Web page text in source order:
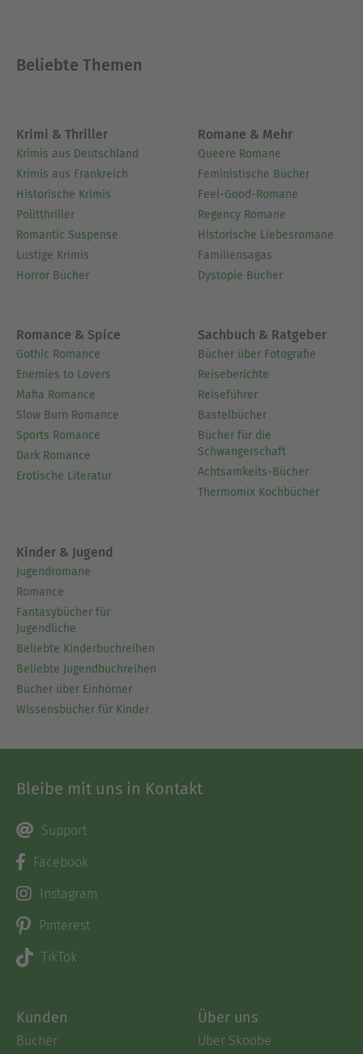
Beliebte Themen
Krimi & Thriller
Krimis aus Deutschland
Krimis aus Frankreich
Historische Krimis
Politthriller
Romantic Suspense
Lustige Krimis
Horror Bücher
Romane & Mehr
Queere Romane
Feministische Bücher
Feel-Good-Romane
Regency Romane
Historische Liebesromane
Familiensagas
Dystopie Bücher
Romance & Spice
Gothic Romance
Enemies to Lovers
Mafia Romance
Slow Burn Romance
Sports Romance
Dark Romance
Erotische Literatur
Sachbuch & Ratgeber
Bücher über Fotografie
Reiseberichte
Reiseführer
Bastelbücher
Bücher für die
Schwangerschaft
Achtsamkeits-Bücher
Thermomix Kochbücher
Kinder & Jugend
Jugendromane
Romance
Fantasybücher für
Jugendliche
Beliebte Kinderbuchreihen
Beliebte Jugendbuchreihen
Bücher über Einhörner
Wissensbücher für Kinder
Bleibe mit uns in Kontakt
Support
Facebook
Instagram
Pinterest
TikTok
Kunden
Bücher
Über uns
Über Skoobe